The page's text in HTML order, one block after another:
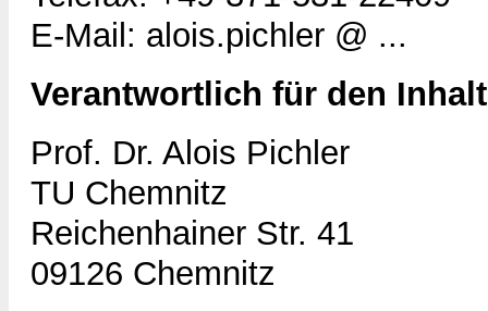
E-Mail: alois.pichler @ ...
Verantwortlich für den
Prof. Dr. Alois Pichler
TU Chemnitz
Reichenhainer Str. 41
09126 Chemnitz